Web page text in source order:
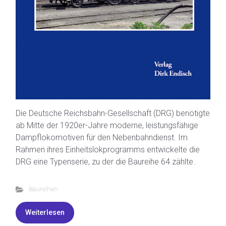
Die Deutsche Reichsbahn-Gesellschaft (DRG) benötigte
ab Mitte der 1920er-Jahre moderne, leistungsfähige
Dampflokomotiven für den Nebenbahndienst. Im
Rahmen ihres Einheitslokprogramms entwickelte die
DRG eine Typenserie, zu der die Baureihe 64 zählte.
Baureihen
Weiterlesen